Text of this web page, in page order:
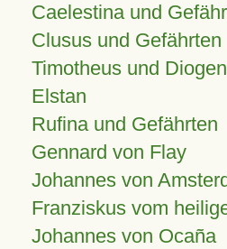
Caelestina und
Clusus und Gefährten
Timotheus und
Elstan
Rufina und Gefährten
Gennard von Flay
Johannes von
Franziskus vom
Johannes von Ocaña